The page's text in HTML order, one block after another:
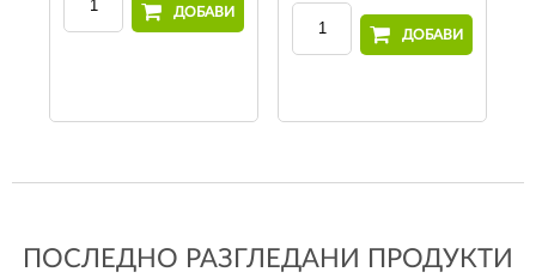
ДОБАВИ
ДОБАВИ
ПОСЛЕДНО РАЗГЛЕДАНИ ПРОДУКТИ